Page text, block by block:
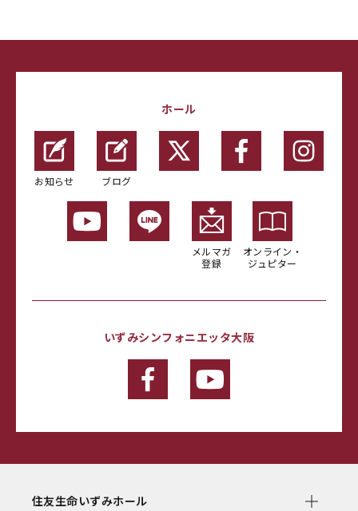
ホール
お知らせ ブログ
メルマガ
登録
オンライン・
ジュピター
いずみシンフォニエッタ大阪
住友生命いずみホール